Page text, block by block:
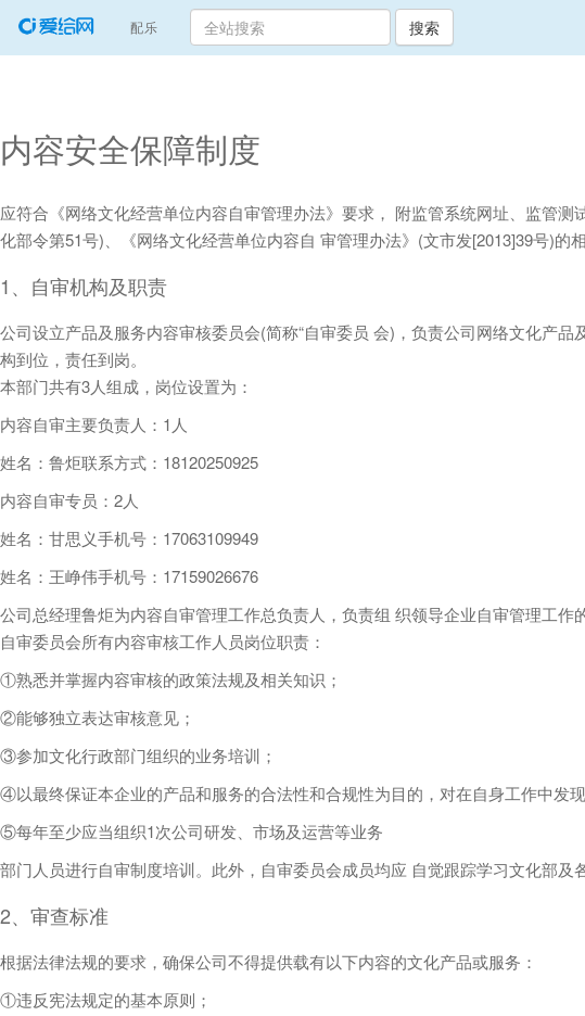
配乐(current) 搜索
内容安全保障制度
应符合《网络文化经营单位内容自审管理办法》要求， 附监管系统网址、监管
化部令第51号)、《网络文化经营单位内容自 审管理办法》(文市发[2013]39号)的
1、自审机构及职责
公司设立产品及服务内容审核委员会(简称“自审委员 会)，负责公司网络文化产
构到位，责任到岗。
本部门共有3人组成，岗位设置为：
内容自审主要负责人：1人
姓名：鲁炬联系方式：18120250925
内容自审专员：2人
姓名：甘思义手机号：17063109949
姓名：王峥伟手机号：17159026676
公司总经理鲁炬为内容自审管理工作总负责人，负责组 织领导企业自审管理工
自审委员会所有内容审核工作人员岗位职责：
①熟悉并掌握内容审核的政策法规及相关知识；
②能够独立表达审核意见；
③参加文化行政部门组织的业务培训；
④以最终保证本企业的产品和服务的合法性和合规性为目的，对在自身工作中发
⑤每年至少应当组织1次公司研发、市场及运营等业务
部门人员进行自审制度培训。此外，自审委员会成员均应 自觉跟踪学习文化部
2、审查标准
根据法律法规的要求，确保公司不得提供载有以下内容的文化产品或服务：
①违反宪法规定的基本原则；